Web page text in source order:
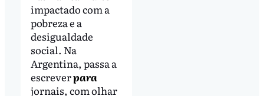
impactado com a
pobreza e a
desigualdade
social. Na
Argentina, passa a
escreverpara
jornais, com olhar